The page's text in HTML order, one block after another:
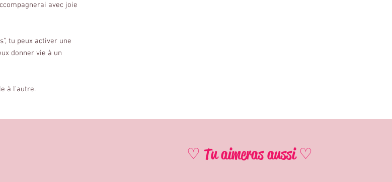
avec joie
tu peux activer une
donner vie à un
à l'autre.
♡ Tu aimeras aussi ♡